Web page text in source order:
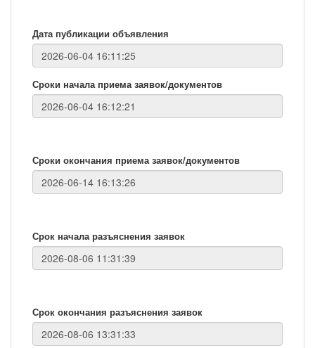
Дата публикации объявления
Сроки начала приема заявок/документов
Сроки окончания приема заявок/документов
Срок начала разъяснения заявок
Срок окончания разъяснения заявок